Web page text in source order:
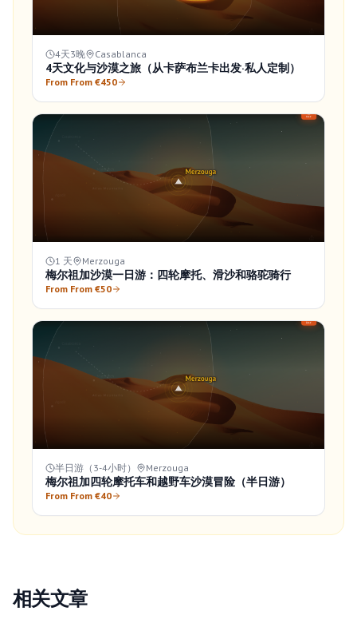
4天3晚 Casablanca
4天文化与沙漠之旅（从卡萨布兰卡出发·私人定制）
From From €450
1 天 Merzouga
梅尔祖加沙漠一日游：四轮摩托、滑沙和骆驼骑行
From From €50
半日游（3-4小时） Merzouga
梅尔祖加四轮摩托车和越野车沙漠冒险（半日游）
From From €40
相关文章